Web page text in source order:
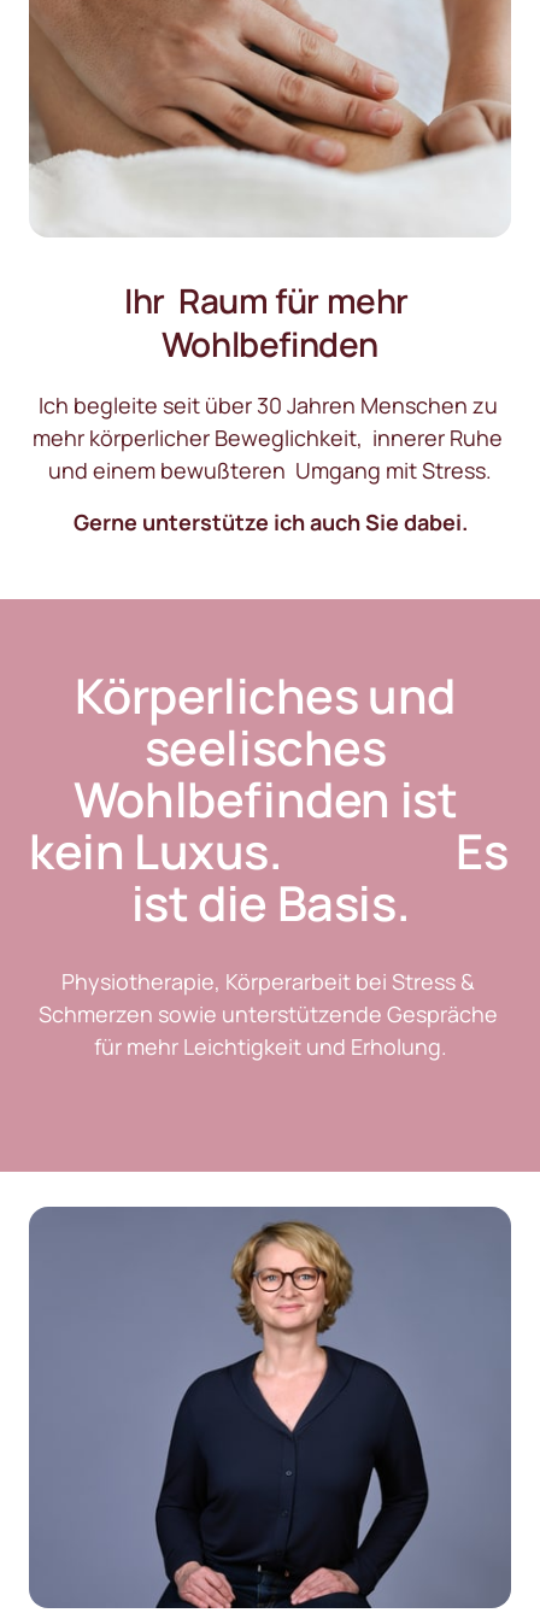
Ihr  Raum für mehr
Wohlbefinden
Ich begleite seit über 30 Jahren Menschen zu
mehr körperlicher Beweglichkeit,  innerer Ruhe
und einem bewußteren  Umgang mit Stress.
Gerne unterstütze ich auch Sie dabei.
Körperliches und
seelisches
Wohlbefinden ist
kein Luxus.                   Es
ist die Basis.
Physiotherapie, Körperarbeit bei Stress &
Schmerzen sowie unterstützende Gespräche
für mehr Leichtigkeit und Erholung.